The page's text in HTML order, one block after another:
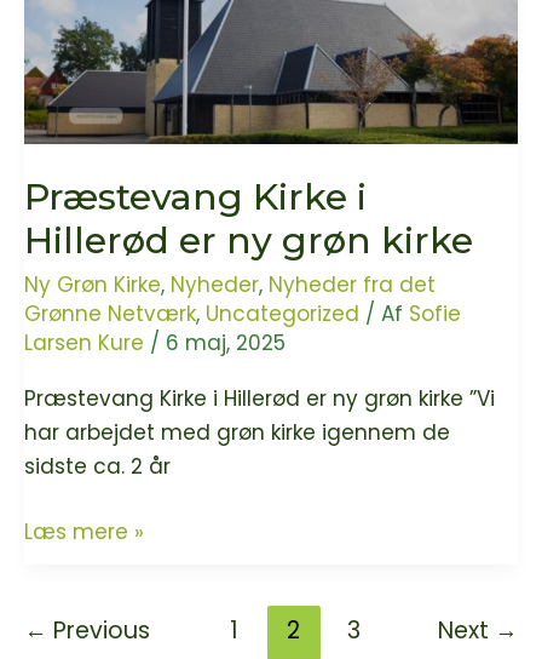
Præstevang Kirke i
Hillerød er ny grøn kirke
Ny Grøn Kirke, Nyheder, Nyheder fra det
Grønne Netværk, Uncategorized / Af Sofie
Larsen Kure / 6 maj, 2025
Præstevang Kirke i Hillerød er ny grøn kirke ”Vi
har arbejdet med grøn kirke igennem de
sidste ca. 2 år
Præstevang
Hillerød
Læs mere »
← Previous 1 2 3 Next →